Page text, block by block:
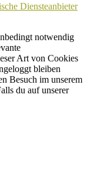
Diensteanbieter
notwendig
Art von Cookies
bleiben
Besuch im unserem
du auf unserer